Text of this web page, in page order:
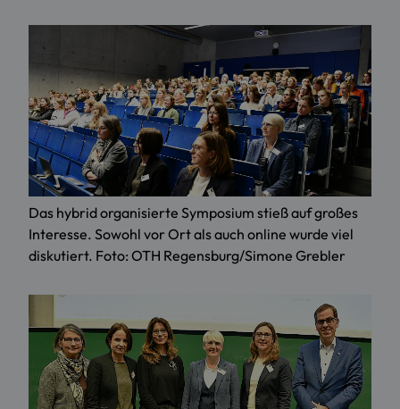
Das hybrid organisierte Symposium stieß auf großes
Interesse. Sowohl vor Ort als auch online wurde viel
diskutiert. Foto: OTH Regensburg/Simone Grebler